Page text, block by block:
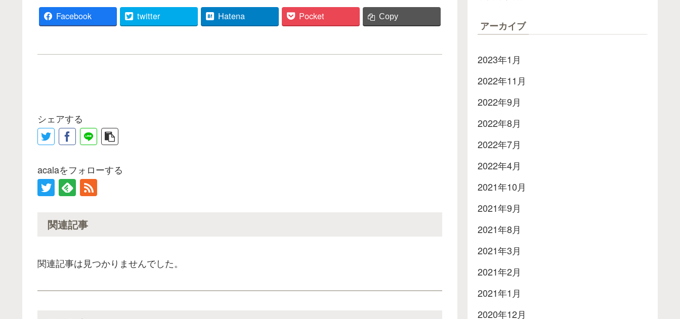
Facebook twitter Hatena Pocket Copy
シェアする
acalaをフォローする
関連記事
関連記事は見つかりませんでした。
アーカイブ
2023年1月
2022年11月
2022年9月
2022年8月
2022年7月
2022年4月
2021年10月
2021年9月
2021年8月
2021年3月
2021年2月
2021年1月
2020年12月